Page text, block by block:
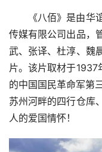
《八佰》是由
传媒有限公司出品，
武、张译、杜淳、魏
片。该片取材于1937
的中国国民革命军第
苏州河畔的四行仓库
人的爱国情怀！